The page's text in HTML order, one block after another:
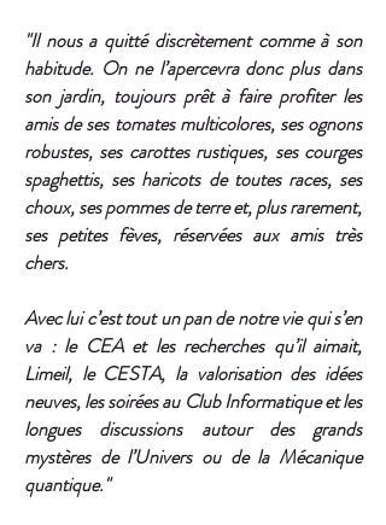
"Il nous a quitté discrètement comme à son
habitude. On ne l’apercevra donc plus dans
son jardin, toujours prêt à faire profiter les
amis de ses tomates multicolores, ses ognons
robustes, ses carottes rustiques, ses courges
spaghettis, ses haricots de toutes races, ses
choux, ses pommes de terre et, plus rarement,
ses petites fèves, réservées aux amis très
chers.
Avec lui c’est tout un pan de notre vie qui s’en
va : le CEA et les recherches qu’il aimait,
Limeil, le CESTA, la valorisation des idées
neuves, les soirées au Club Informatique et les
longues discussions autour des grands
mystères de l’Univers ou de la Mécanique
quantique."